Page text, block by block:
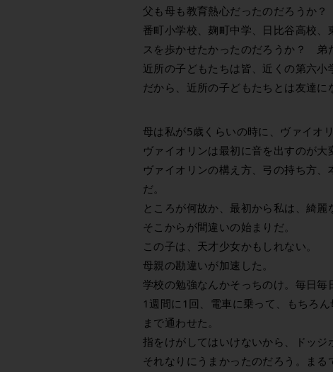
父も母も教育熱心だったのだろうか
番町小学校、麹町中学、日比谷高校
スを歩かせたかったのだろうか？ 弟
近所の子どもたちは皆、近くの第六小
だから、近所の子どもたちとは友達に
母は私が5歳くらいの時に、ヴァイオ
ヴァイオリンは最初に音を出すのが大
ヴァイオリンの構え方、弓の持ち方
だ。
ところが何故か、最初から私は、綺麗
そこからが間違いの始まりだ。
この子は、天才少女かもしれない。
母親の勘違いが加速した。
学校の勉強なんかそっちのけ。毎日毎
1週間に1回、電車に乗って、もちろ
まで通わせた。
指をけがしてはいけないから、ドッジ
それなりにうまかったのだろう。まる